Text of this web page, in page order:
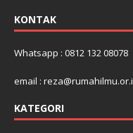
KONTAK
Whatsapp : 0812 132 08078
email :
KATEGORI